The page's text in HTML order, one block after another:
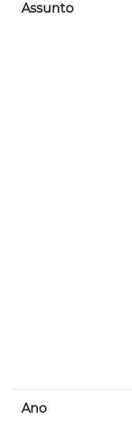
Assunto
Ano